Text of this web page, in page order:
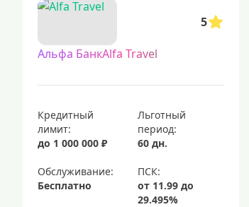
кредитные карты с льготным периодом 120 дней
кредитные карты: выгодные предложения для
платиновые кредитные карты
мгновенные
5
Альфа БанкAlfa Travel
Кредитный
лимит:
до 1 000 000 ₽
Льготный
период:
60 дн.
Обслуживание:
Бесплатно